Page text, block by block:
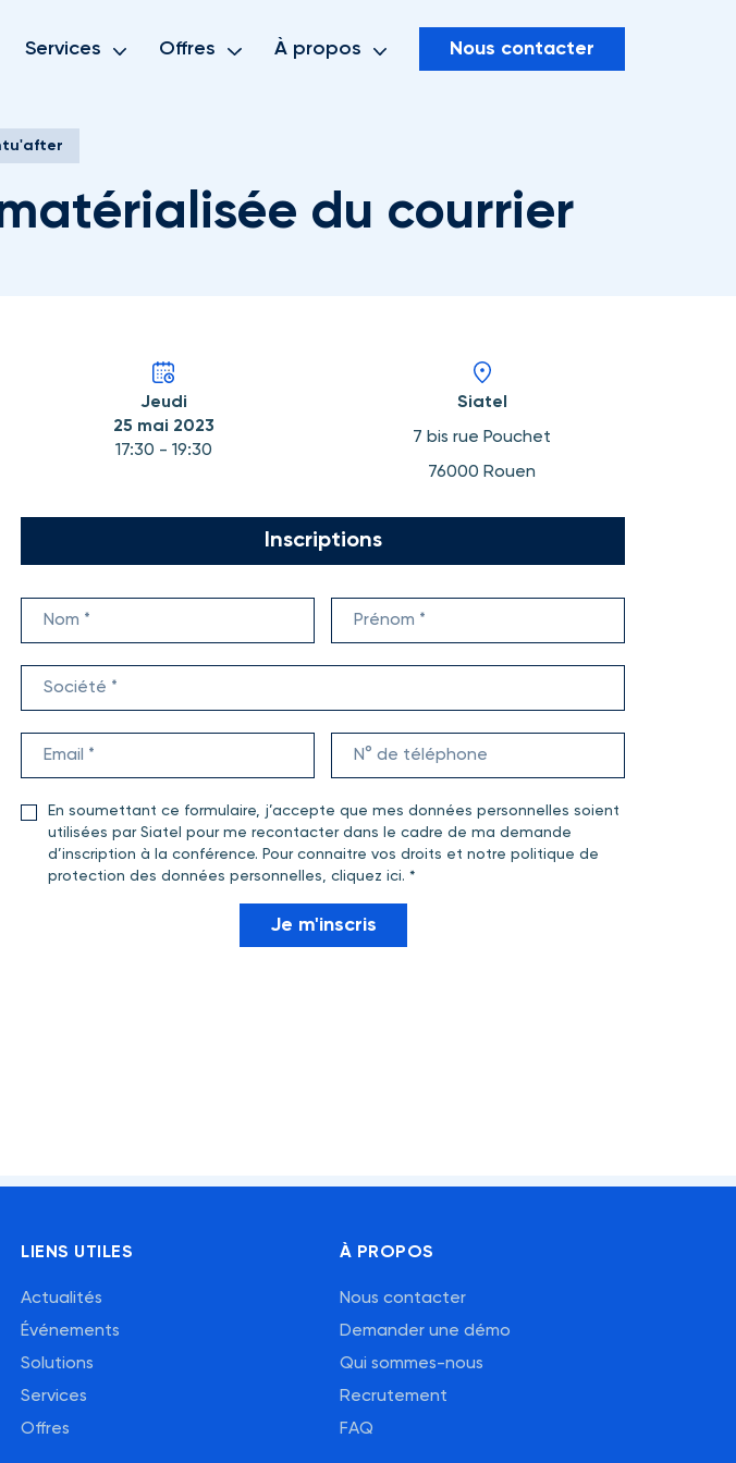
Services Offres À propos Nous contacter
du courrier
Jeudi
25 mai 2023
17:30 - 19:30
Siatel
7 bis rue Pouchet
76000 Rouen
Inscriptions
En soumettant ce formulaire, j’accepte que mes données personnelles soient
utilisées par Siatel pour me recontacter dans le cadre de ma demande
d’inscription à la conférence. Pour connaitre vos droits et notre politique de
protection des données personnelles, cliquez ici. *
Je m'inscris
LIENS UTILES
Actualités
Événements
Solutions
Services
Offres
À PROPOS
Nous contacter
Demander une démo
Qui sommes-nous
Recrutement
FAQ